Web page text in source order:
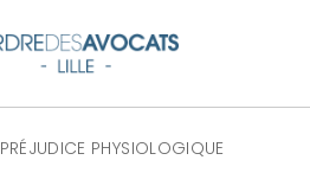
PRÉJUDICE PHYSIOLOGIQUE